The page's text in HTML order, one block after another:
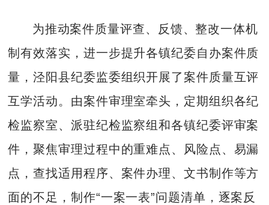
为推动案件质量评查、反馈、整改一体机
制有效落实，进一步提升各镇纪委自办案件质
量，泾阳县纪委监委组织开展了案件质量互评
互学活动。由案件审理室牵头，定期组织各纪
检监察室、派驻纪检监察组和各镇纪委评审案
件，聚焦审理过程中的重难点、风险点、易漏
点，查找适用程序、案件办理、文书制作等方
面的不足，制作“一案一表”问题清单，逐案反